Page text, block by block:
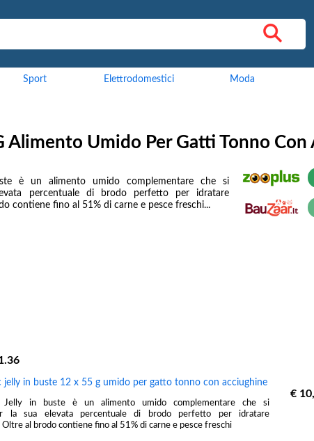
Sport Elettrodomestici Moda
Umido Per Gatti Tonno Con
è un alimento umido complementare che si
percentuale di brodo perfetto per idratare
contiene fino al 51% di carne e pesce freschi...
jelly in buste 12 x 55 g umido per gatto tonno con acciughine
in buste è un alimento umido complementare che si
la sua elevata percentuale di brodo perfetto per idratare
al brodo contiene fino al 51% di carne e pesce freschi
€ 10,